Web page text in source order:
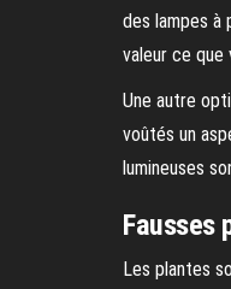
des lampes à
valeur ce que
Une autre
voûtés un
lumineuses
Fausses
Les plantes